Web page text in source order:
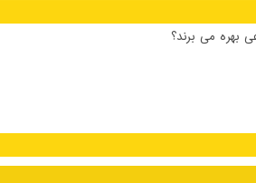
بهره می برند؟